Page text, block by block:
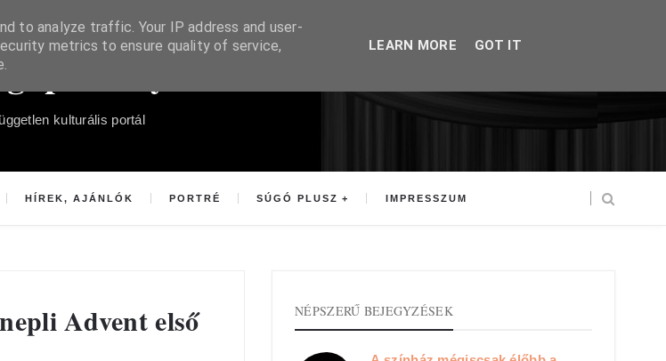
kulturális portál
HÍREK, AJÁNLÓK PORTRÉ SÚGÓ PLUSZ IMPRESSZUM
Advent első NÉPSZERŰ BEJEGYZÉSEK
to analyze traffic. Your IP address and user-
metrics to ensure quality of service,
LEARN MORE GOT IT